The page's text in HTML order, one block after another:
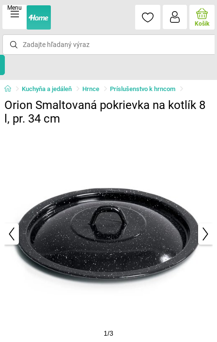
Menu
Košík
Kuchyňa a jedáleň Hrnce Príslušenstvo k hrncom
Orion Smaltovaná pokrievka na kotlík 8
l, pr. 34 cm
1/3